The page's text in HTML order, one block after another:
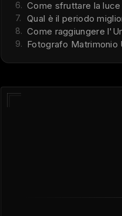
6. Come sfruttare la
7. Qual è il periodo
8. Come raggiungere
9. Fotografo Matrimonio